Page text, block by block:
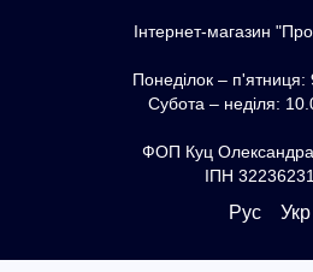
Інтернет-магазин
Понеділок –
Субота – неділя:
ФОП Куц Олександра
ІПН
Рус Укр